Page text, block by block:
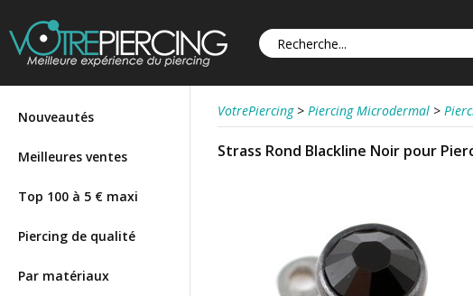
Nouveautés
Meilleures ventes
Top 100 à 5 € maxi
Piercing de qualité
Par matériaux
VotrePiercing > Piercing Microdermal >
Strass Rond Blackline Noir pour